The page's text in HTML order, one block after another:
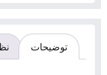
توضیحات